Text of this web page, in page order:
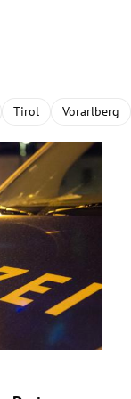
Tirol Vorarlberg